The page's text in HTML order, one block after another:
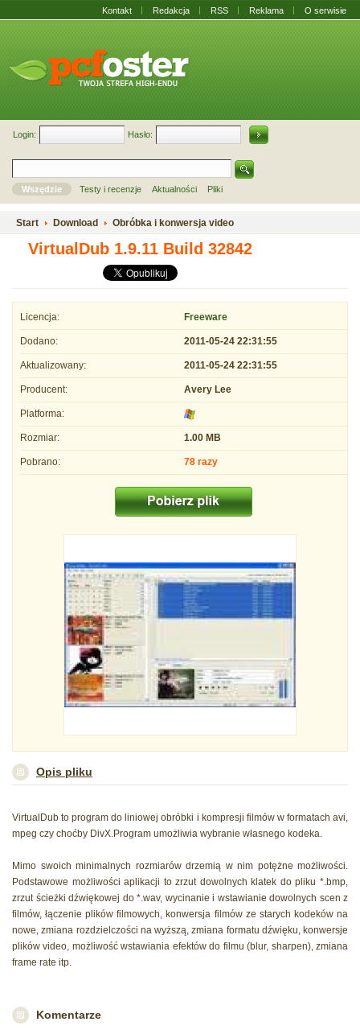
Kontakt Redakcja RSS Reklama O serwisie
Login: Hasło:
Wszędzie Testy i recenzje Aktualności Pliki
Start Download Obróbka i konwersja video
VirtualDub 1.9.11 Build 32842
Licencja: Freeware
Dodano: 2011-05-24 22:31:55
Aktualizowany: 2011-05-24 22:31:55
Producent: Avery Lee
Platforma:
Rozmiar: 1.00 MB
Pobrano: 78 razy
Opis pliku
VirtualDub to program do liniowej obróbki i kompresji filmów w formatach avi,
mpeg czy choćby DivX.Program umożliwia wybranie własnego kodeka.
Mimo swoich minimalnych rozmiarów drzemią w nim potężne możliwości.
Podstawowe możliwości aplikacji to zrzut dowolnych klatek do pliku *.bmp,
zrzut ścieżki dźwiękowej do *.wav, wycinanie i wstawianie dowolnych scen z
filmów, łączenie plików filmowych, konwersja filmów ze starych kodeków na
nowe, zmiana rozdzielczości na wyższą, zmiana formatu dźwięku, konwersje
plików video, możliwość wstawiania efektów do filmu (blur, sharpen), zmiana
frame rate itp.
Komentarze